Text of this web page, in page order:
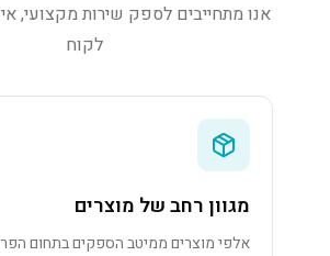
אנו מתחייבים לספק שירות מקצועי,
לקוח
מגוון רחב של מוצרים
אלפי מוצרים ממיטב הספקים בתחום